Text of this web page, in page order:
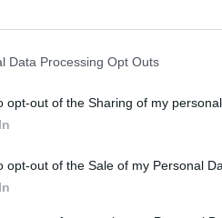
Data Processing Opt Outs
opt-out of the Sharing of my personal
opt-out of the Sale of my Personal
šakomis aukštyn,
tvarką: